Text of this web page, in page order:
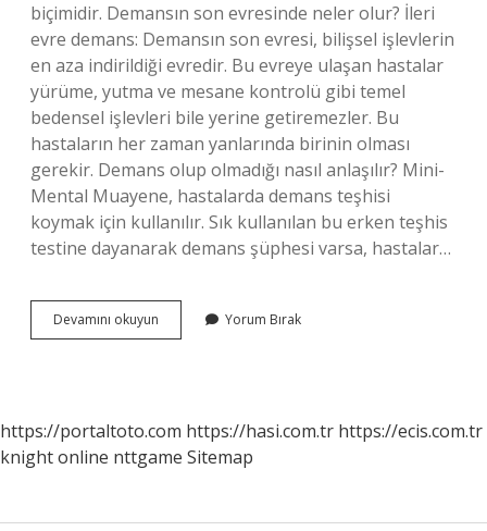
biçimidir. Demansın son evresinde neler olur? İleri
evre demans: Demansın son evresi, bilişsel işlevlerin
en aza indirildiği evredir. Bu evreye ulaşan hastalar
yürüme, yutma ve mesane kontrolü gibi temel
bedensel işlevleri bile yerine getiremezler. Bu
hastaların her zaman yanlarında birinin olması
gerekir. Demans olup olmadığı nasıl anlaşılır? Mini-
Mental Muayene, hastalarda demans teşhisi
koymak için kullanılır. Sık kullanılan bu erken teşhis
testine dayanarak demans şüphesi varsa, hastalar…
Devamını okuyun Alzheimer
Ve
Yorum Bırak
https://portaltoto.com https://hasi.com.tr https://ecis.com.tr
knight online nttgame Sitemap